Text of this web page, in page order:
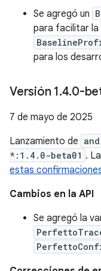
Se agregó un
para facilitar la
para los
Versión 1.4.0-
7 de mayo de 2025
Lanzamiento de
*:1.4.0-beta01 .
estas
Cambios en la API
Se agregó la